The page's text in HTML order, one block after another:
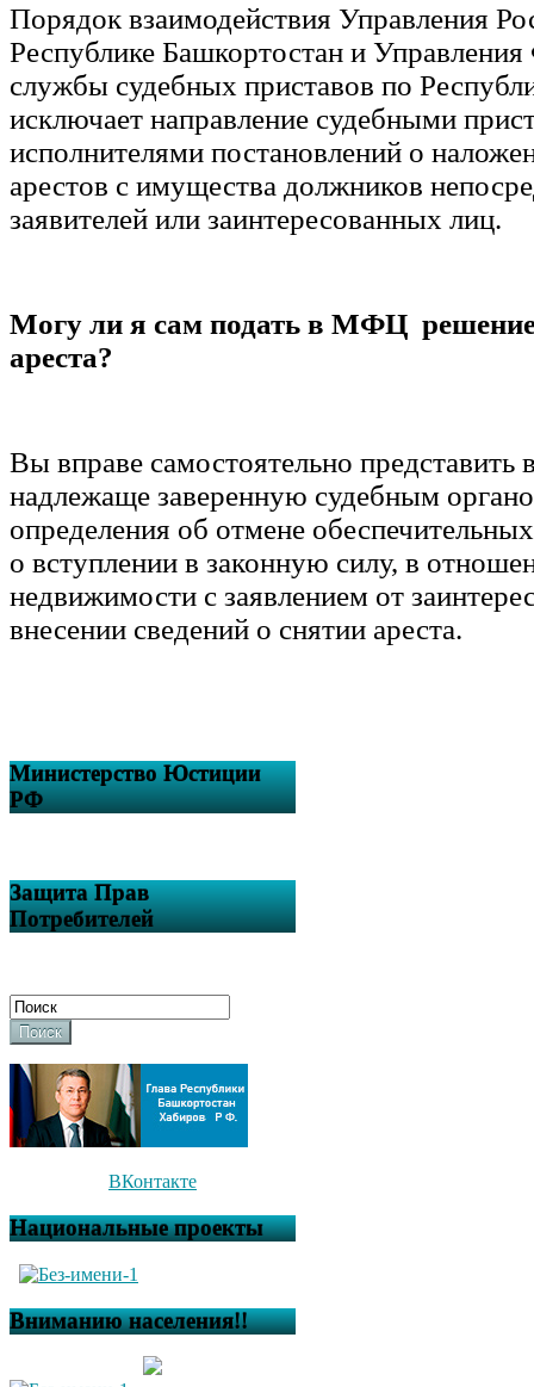
Порядок взаимодействия Управления
Республике Башкортостан и
службы судебных приставов по
исключает направление судебными
исполнителями постановлений о
арестов с имущества должников
заявителей или заинтересованных лиц.
Могу ли я сам подать в МФЦ решение
ареста?
Вы вправе самостоятельно
надлежаще заверенную судебным
определения об отмене
о вступлении в законную силу, в
недвижимости с заявлением от
внесении сведений о снятии ареста.
Министерство Юстиции
РФ
Защита Прав
Потребителей
Поиск
ВКонтакте
Национальные проекты
Вниманию населения!!